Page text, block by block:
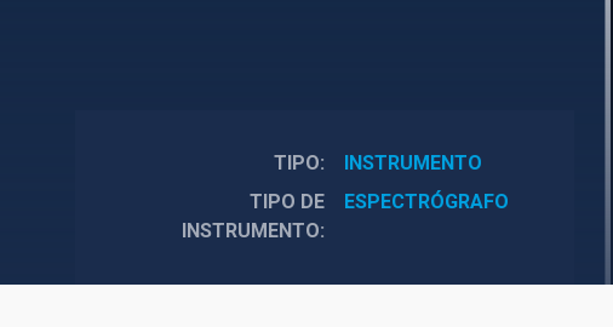
TIPO
INSTRUMENTO
TIPO DE
INSTRUMENTO
ESPECTRÓGRAFO